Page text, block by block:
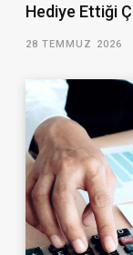
Hediye Ettiği
28 TEMMUZ 2026